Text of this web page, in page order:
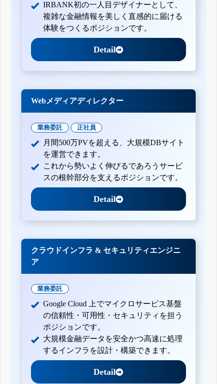
IRBANK初の一人目デザイナーとして、
複雑な金融情報を美しく直感的に届ける
体験をつくるポジションです。
Detail
Webメディアディレクター
業務委託 正社員
月間500万PVを超える、大規模DBサイト
を運営できます。
これから勢いよく伸びるであろうサービ
スの根幹部分を支えるポジションです。
Detail
クラウドインフラ & セキュリティエンジニ
ア
業務委託
Google Cloud 上でマイクロサービス基盤
の信頼性・可用性・セキュリティを担う
ポジションです。
大規模金融データを安全かつ高速に処理
するインフラを設計・構築できます。
Detail